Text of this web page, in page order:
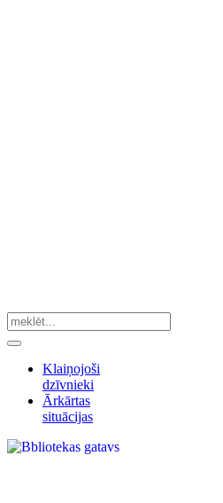
Klaiņojoši
dzīvnieki
Ārkārtas
situācijas